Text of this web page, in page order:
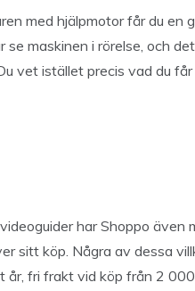
med hjälpmotor får du en
maskinen i rörelse, och
vet istället precis vad du
har Shoppo även
sitt köp. Några av dessa
fri frakt vid köp från 2